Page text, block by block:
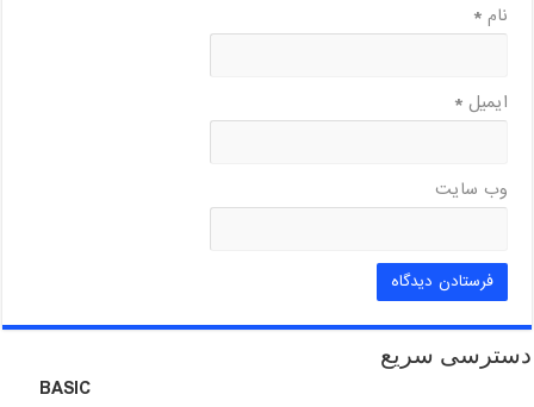
نام*
ایمیل*
وب‌ سایت
دسترسی سریع
BASIC